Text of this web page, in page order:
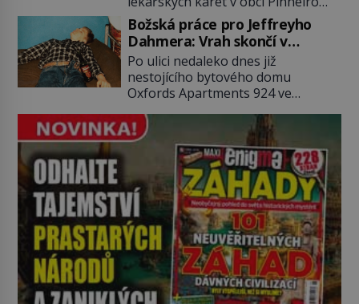
ukáže pravda, propukne jeden z
největších honů na zloděje v […]
ležící asi 20 kilometrů od farmy s
podivínským majitelem. Něco tu
nesedí. Ledaže… Ledaže by ta
mladá dívka z farmy byla ne
manželkou, ale dcerou – a všechny
ty děti byly zplozené v incestu. Na
sociálním odboru jednoho z […]
Božská práce pro Jeffreyho
Dahmera: Vrah skončí v
tratolišti krve ve vězeňských
umývárnách
Po ulici nedaleko dnes již
nestojícího bytového domu
Oxfords Apartments 924 ve
potácí zcela zmatený 14letý
Konerak Sinthasomphone. Když ho
zastaví policejní hlídka, ochable jí
nadiktuje adresu „jeho kamaráda“.
Strážníci ho dopraví zpět do
udaného bytu. Oním „kamarádem“
je ovšem jeden z nejslavnějších
vrahů, Jeffrey Dahmer (1960–1994).
Je 27. května 1991. […]